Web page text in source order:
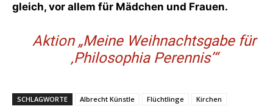
gleich, vor allem für Mädchen und Frauen.
Aktion „Meine Weihnachtsgabe für
‚Philosophia Perennis’“
SCHLAGWORTE Albrecht Künstle Flüchtlinge
Kirchen